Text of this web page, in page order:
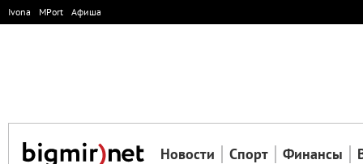
Ivona MPort Афиша
Новости Спорт Финансы